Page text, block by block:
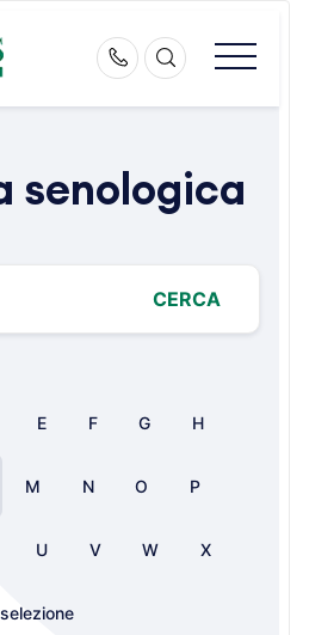
senologica
CERCA
E F G H
M N O P
U V W X